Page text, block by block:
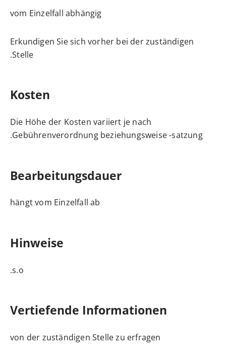
vom Einzelfall abhängig
Erkundigen Sie sich vorher bei der zuständigen
Stelle.
Kosten
Die Höhe der Kosten variiert je nach
Gebührenverordnung beziehungsweise -satzung.
Bearbeitungsdauer
hängt vom Einzelfall ab
Hinweise
s.o.
Vertiefende Informationen
von der zuständigen Stelle zu erfragen